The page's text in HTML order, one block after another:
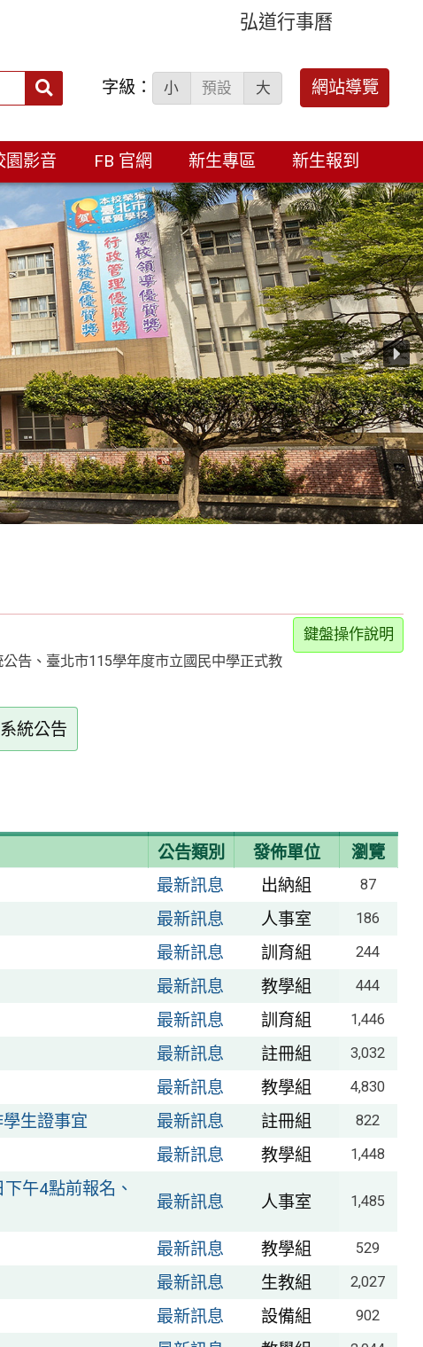
弘道行事曆
搜
字級： 小 預設 大 網站導覽
園影音 FB 官網 新生專區 新生報到
鍵盤操作說明
告、臺北市115學年度市立國民中學正式教
系統公告
公告類別 發佈單位
瀏覽
最新訊息 出納組 87
最新訊息 人事室 186
最新訊息 訓育組 244
最新訊息 教學組 444
最新訊息 訓育組 1,446
最新訊息 註冊組 3,032
最新訊息 教學組 4,830
生證事宜 最新訊息 註冊組 822
最新訊息 教學組 1,448
午4點前報名、
最新訊息 人事室 1,485
最新訊息 教學組 529
最新訊息 生教組 2,027
最新訊息 設備組 902